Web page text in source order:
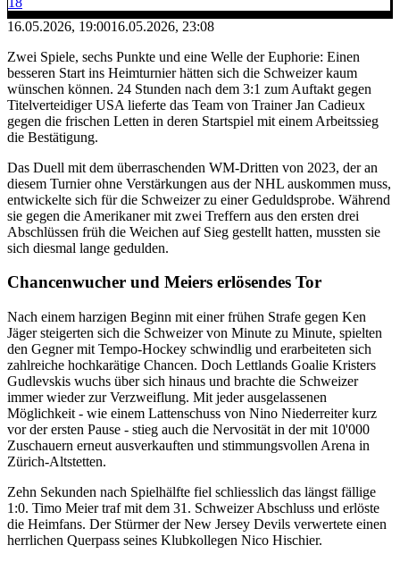
16.05.2026, 19:0016.05.2026, 23:08
Zwei Spiele, sechs Punkte und eine Welle der Euphorie: Einen
besseren Start ins Heimturnier hätten sich die Schweizer kaum
wünschen können. 24 Stunden nach dem 3:1 zum Auftakt gegen
Titelverteidiger USA lieferte das Team von Trainer Jan Cadieux
gegen die frischen Letten in deren Startspiel mit einem Arbeitssieg
die Bestätigung.
Das Duell mit dem überraschenden WM-Dritten von 2023, der an
diesem Turnier ohne Verstärkungen aus der NHL auskommen muss,
entwickelte sich für die Schweizer zu einer Geduldsprobe. Während
sie gegen die Amerikaner mit zwei Treffern aus den ersten drei
Abschlüssen früh die Weichen auf Sieg gestellt hatten, mussten sie
sich diesmal lange gedulden.
Chancenwucher und Meiers erlösendes Tor
Nach einem harzigen Beginn mit einer frühen Strafe gegen Ken
Jäger steigerten sich die Schweizer von Minute zu Minute, spielten
den Gegner mit Tempo-Hockey schwindlig und erarbeiteten sich
zahlreiche hochkarätige Chancen. Doch Lettlands Goalie Kristers
Gudlevskis wuchs über sich hinaus und brachte die Schweizer
immer wieder zur Verzweiflung. Mit jeder ausgelassenen
Möglichkeit - wie einem Lattenschuss von Nino Niederreiter kurz
vor der ersten Pause - stieg auch die Nervosität in der mit 10'000
Zuschauern erneut ausverkauften und stimmungsvollen Arena in
Zürich-Altstetten.
Zehn Sekunden nach Spielhälfte fiel schliesslich das längst fällige
1:0. Timo Meier traf mit dem 31. Schweizer Abschluss und erlöste
die Heimfans. Der Stürmer der New Jersey Devils verwertete einen
herrlichen Querpass seines Klubkollegen Nico Hischier.